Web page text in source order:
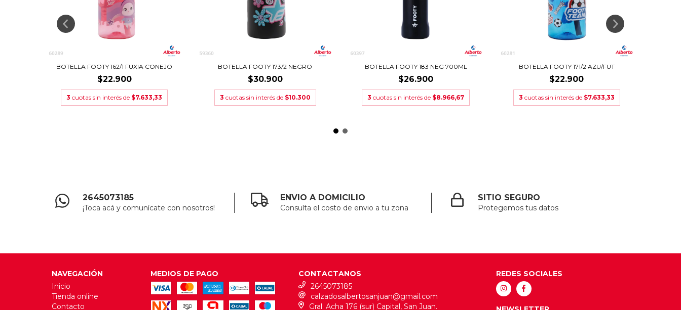
BOTELLA FOOTY 162/1 FUXIA CONEJO
$22.900
3 cuotas sin interés de $7.633,33
BOTELLA FOOTY 173/2 NEGRO
$30.900
3 cuotas sin interés de $10.300
BOTELLA FOOTY 183 NEG 700ML
$26.900
3 cuotas sin interés de $8.966,67
BOTELLA FOOTY 171/2 AZU/FUT
$22.900
3 cuotas sin interés de $7.633,33
2645073185
¡Toca acá y comunícate con nosotros!
ENVIO A DOMICILIO
Consulta el costo de envio a tu zona
SITIO SEGURO
Protegemos tus datos
NAVEGACIÓN
Inicio
Tienda online
Contacto
MEDIOS DE PAGO
CONTACTANOS
2645073185
calzadosalbertosanjuan@gmail.com
Gral. Acha 176 (sur) Capital, San Juan.
REDES SOCIALES